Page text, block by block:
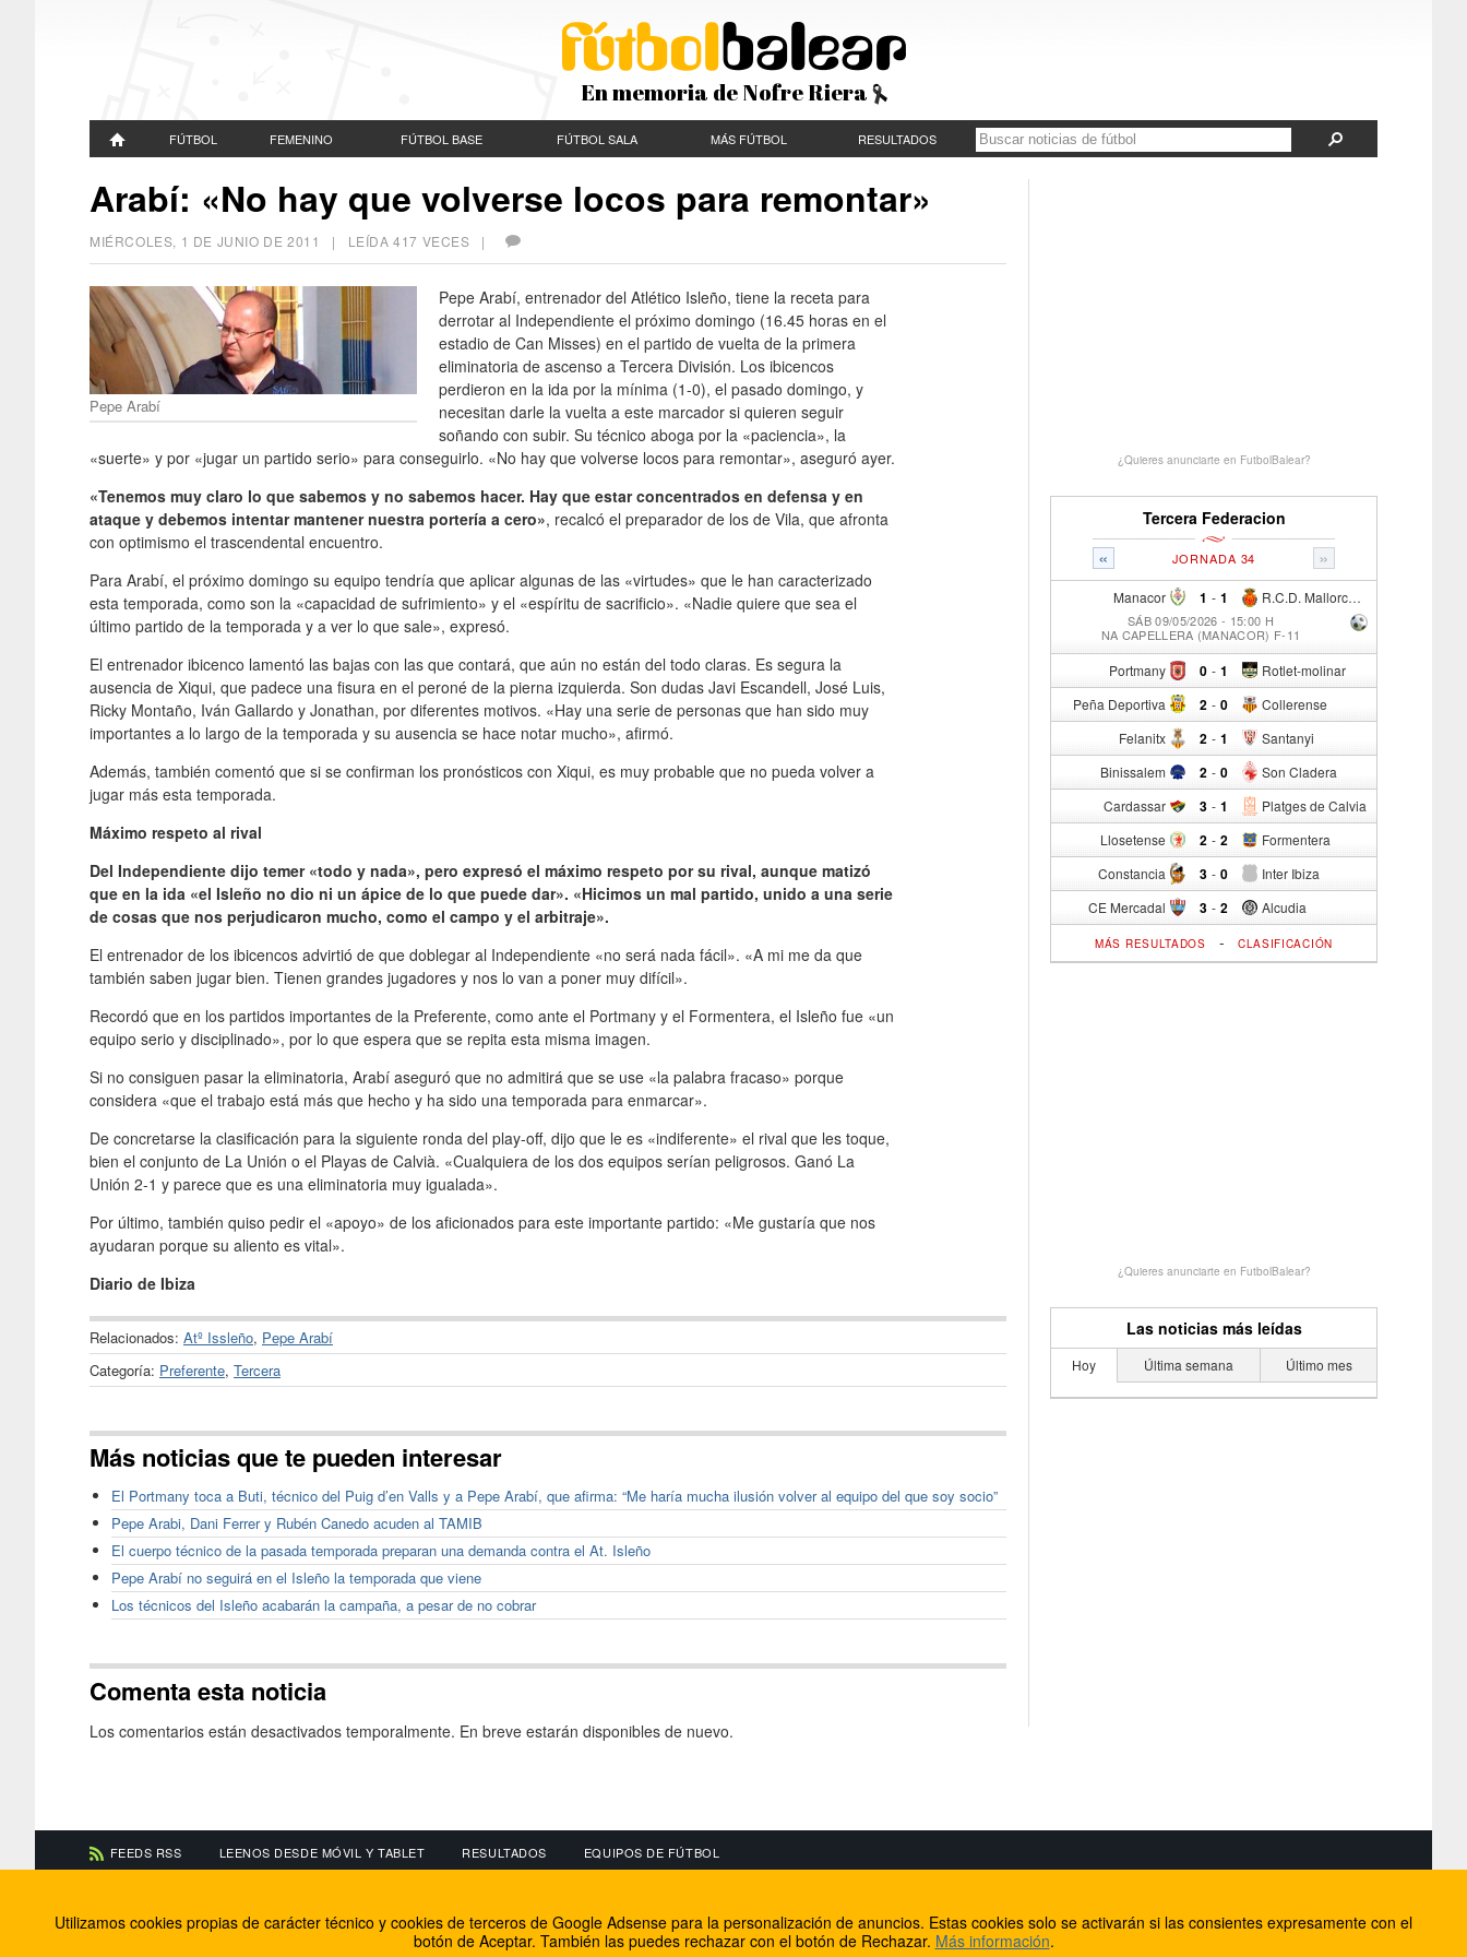
En memoria de Nofre Riera
FÚTBOL FEMENINO FÚTBOL BASE FÚTBOL SALA MÁS FÚTBOL RESULTADOS
Arabí: «No hay que volverse locos para remontar»
MIÉRCOLES, 1 DE JUNIO DE 2011 | LEÍDA 417 VECES |
Pepe Arabí
Pepe Arabí, entrenador del Atlético Isleño, tiene la receta para
derrotar al Independiente el próximo domingo (16.45 horas en el
estadio de Can Misses) en el partido de vuelta de la primera
eliminatoria de ascenso a Tercera División. Los ibicencos
perdieron en la ida por la mínima (1-0), el pasado domingo, y
necesitan darle la vuelta a este marcador si quieren seguir
soñando con subir. Su técnico aboga por la «paciencia», la
«suerte» y por «jugar un partido serio» para conseguirlo. «No hay que volverse locos para remontar», aseguró ayer.
«Tenemos muy claro lo que sabemos y no sabemos hacer. Hay que estar concentrados en defensa y en
ataque y debemos intentar mantener nuestra portería a cero», recalcó el preparador de los de Vila, que afronta
con optimismo el trascendental encuentro.
Para Arabí, el próximo domingo su equipo tendría que aplicar algunas de las «virtudes» que le han caracterizado
esta temporada, como son la «capacidad de sufrimiento» y el «espíritu de sacrificio». «Nadie quiere que sea el
último partido de la temporada y a ver lo que sale», expresó.
El entrenador ibicenco lamentó las bajas con las que contará, que aún no están del todo claras. Es segura la
ausencia de Xiqui, que padece una fisura en el peroné de la pierna izquierda. Son dudas Javi Escandell, José Luis,
Ricky Montaño, Iván Gallardo y Jonathan, por diferentes motivos. «Hay una serie de personas que han sido muy
importantes a lo largo de la temporada y su ausencia se hace notar mucho», afirmó.
Además, también comentó que si se confirman los pronósticos con Xiqui, es muy probable que no pueda volver a
jugar más esta temporada.
Máximo respeto al rival
Del Independiente dijo temer «todo y nada», pero expresó el máximo respeto por su rival, aunque matizó
que en la ida «el Isleño no dio ni un ápice de lo que puede dar». «Hicimos un mal partido, unido a una serie
de cosas que nos perjudicaron mucho, como el campo y el arbitraje».
El entrenador de los ibicencos advirtió de que doblegar al Independiente «no será nada fácil». «A mi me da que
también saben jugar bien. Tienen grandes jugadores y nos lo van a poner muy difícil».
Recordó que en los partidos importantes de la Preferente, como ante el Portmany y el Formentera, el Isleño fue «un
equipo serio y disciplinado», por lo que espera que se repita esta misma imagen.
Si no consiguen pasar la eliminatoria, Arabí aseguró que no admitirá que se use «la palabra fracaso» porque
considera «que el trabajo está más que hecho y ha sido una temporada para enmarcar».
De concretarse la clasificación para la siguiente ronda del play-off, dijo que le es «indiferente» el rival que les toque,
bien el conjunto de La Unión o el Playas de Calvià. «Cualquiera de los dos equipos serían peligrosos. Ganó La
Unión 2-1 y parece que es una eliminatoria muy igualada».
Por último, también quiso pedir el «apoyo» de los aficionados para este importante partido: «Me gustaría que nos
ayudaran porque su aliento es vital».
Diario de Ibiza
Relacionados: Atº Issleño, Pepe Arabí
Categoría: Preferente, Tercera
Más noticias que te pueden interesar
El Portmany toca a Buti, técnico del Puig d’en Valls y a Pepe Arabí, que afirma: “Me haría mucha ilusión volver al equipo del que soy socio”
Pepe Arabi, Dani Ferrer y Rubén Canedo acuden al TAMIB
El cuerpo técnico de la pasada temporada preparan una demanda contra el At. Isleño
Pepe Arabí no seguirá en el Isleño la temporada que viene
Los técnicos del Isleño acabarán la campaña, a pesar de no cobrar
Comenta esta noticia
Los comentarios están desactivados temporalmente. En breve estarán disponibles de nuevo.
¿Quieres anunciarte en FutbolBalear?
Tercera Federacion
« »
JORNADA 34
Manacor 1 - R.C.D. Mallorca Sad "B"
1
SÁB 09/05/2026 - 15:00 H
NA CAPELLERA (MANACOR) F-11
Portmany 0 - Rotlet-molinar
1
Peña Deportiva 2 - Collerense
0
Felanitx 2 - Santanyi
1
Binissalem 2 - Son Cladera
0
Cardassar 3 - Platges de Calvia
1
Llosetense 2 - Formentera
2
Constancia 3 - Inter Ibiza
0
CE Mercadal 3 - Alcudia
2
MÁS RESULTADOS - CLASIFICACIÓN
¿Quieres anunciarte en FutbolBalear?
Las noticias más leídas
Hoy Última semana Último mes
FEEDS RSS LEENOS DESDE MÓVIL Y TABLET RESULTADOS EQUIPOS DE FÚTBOL
Información de contacto
El equipo de FútbolBalear
Soluciones Corporativas IP
Facebook
Twitter
Internet Rural Mallorca
Registro de dominios
Utilizamos cookies propias de carácter técnico y cookies de terceros de Google Adsense para la personalización de anuncios. Estas cookies solo se activarán si las consientes expresamente con el
botón de Aceptar. También las puedes rechazar con el botón de Rechazar. Más información.